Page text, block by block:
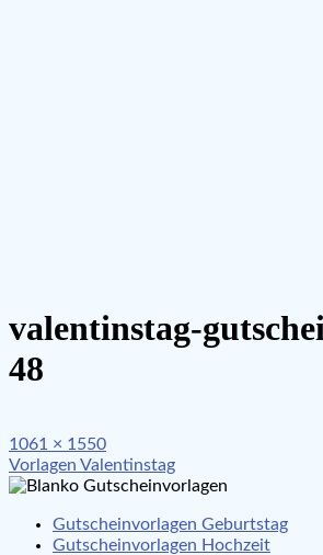
valentinstag-
48
Full
size
1061 × 1550
Beitragsnavigation
Vorlagen Valentinstag
Gutscheinvorlagen Geburtstag
Gutscheinvorlagen Hochzeit